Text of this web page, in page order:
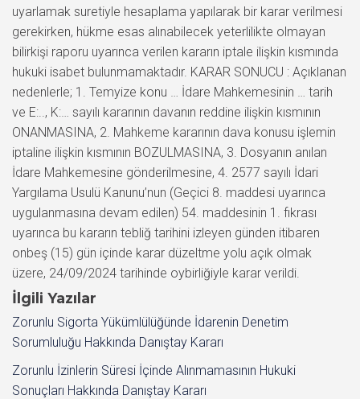
uyarlamak suretiyle hesaplama yapılarak bir karar verilmesi
gerekirken, hükme esas alınabilecek yeterlilikte olmayan
bilirkişi raporu uyarınca verilen kararın iptale ilişkin kısmında
hukuki isabet bulunmamaktadır. KARAR SONUCU : Açıklanan
nedenlerle; 1. Temyize konu … İdare Mahkemesinin … tarih
ve E:.., K:… sayılı kararının davanın reddine ilişkin kısmının
ONANMASINA, 2. Mahkeme kararının dava konusu işlemin
iptaline ilişkin kısmının BOZULMASINA, 3. Dosyanın anılan
İdare Mahkemesine gönderilmesine, 4. 2577 sayılı İdari
Yargılama Usulü Kanunu’nun (Geçici 8. maddesi uyarınca
uygulanmasına devam edilen) 54. maddesinin 1. fıkrası
uyarınca bu kararın tebliğ tarihini izleyen günden itibaren
onbeş (15) gün içinde karar düzeltme yolu açık olmak
üzere, 24/09/2024 tarihinde oybirliğiyle karar verildi.
İlgili Yazılar
Zorunlu Sigorta Yükümlülüğünde İdarenin Denetim
Sorumluluğu Hakkında Danıştay Kararı
Zorunlu İzinlerin Süresi İçinde Alınmamasının Hukuki
Sonuçları Hakkında Danıştay Kararı